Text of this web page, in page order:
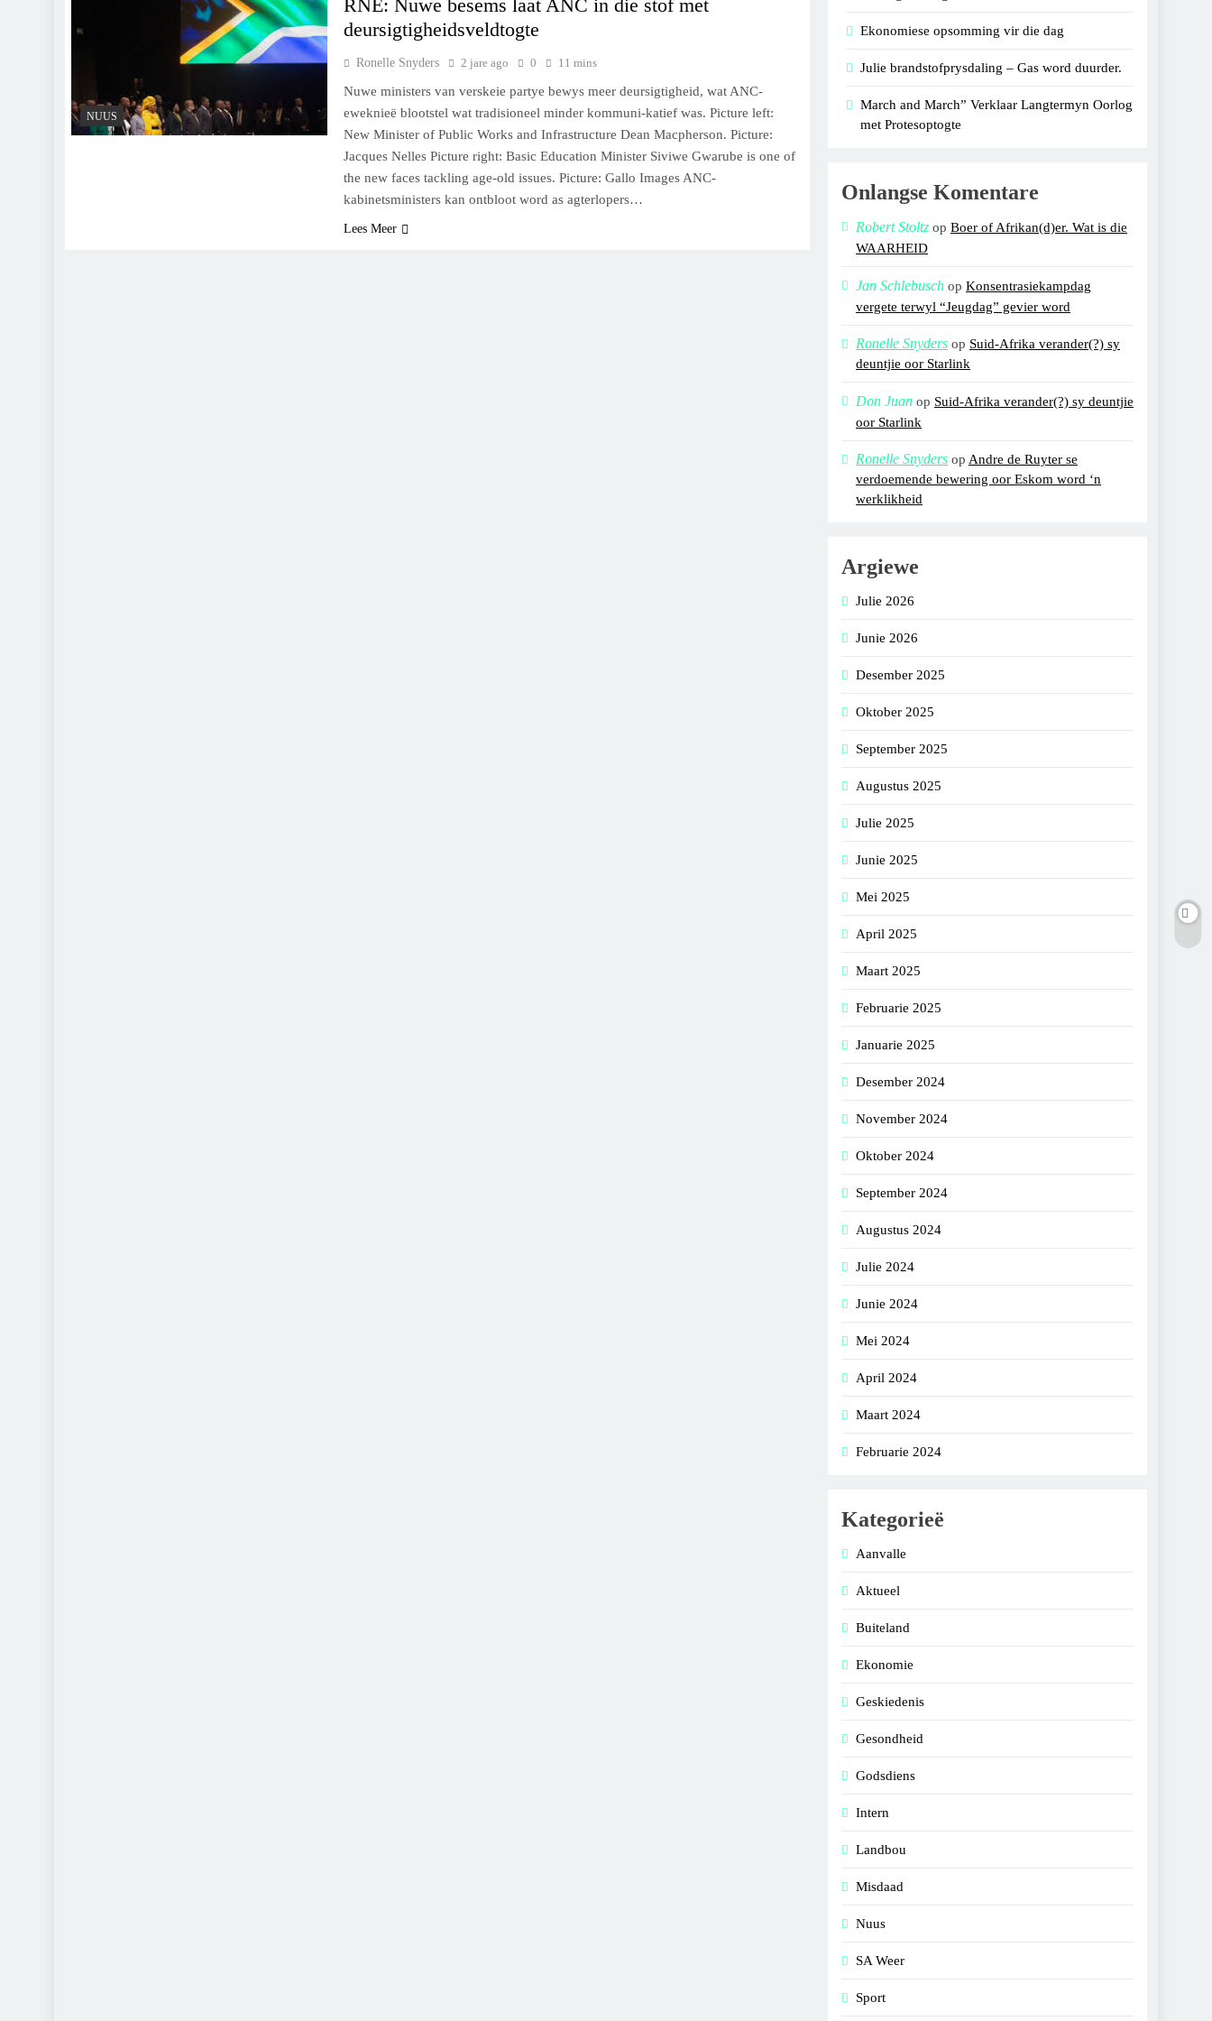
NUUS
RNE: Nuwe besems laat ANC in die stof met
deursigtigheidsveldtogte
Ronelle Snyders 2 jare ago 0 11 mins
Nuwe ministers van verskeie partye bewys meer deursigtigheid, wat ANC-
eweknieë blootstel wat tradisioneel minder kommuni-katief was. Picture left:
New Minister of Public Works and Infrastructure Dean Macpherson. Picture:
Jacques Nelles Picture right: Basic Education Minister Siviwe Gwarube is one of
the new faces tackling age-old issues. Picture: Gallo Images ANC-
kabinetsministers kan ontbloot word as agterlopers…
Lees Meer
Ekonomiese opsomming vir die dag
Julie brandstofprysdaling – Gas word duurder.
March and March” Verklaar Langtermyn Oorlog
met Protesoptogte
Onlangse Komentare
Robert Stoltz op Boer of Afrikan(d)er. Wat is die
WAARHEID
Jan Schlebusch op Konsentrasiekampdag
vergete terwyl “Jeugdag” gevier word
Ronelle Snyders op Suid-Afrika verander(?) sy
deuntjie oor Starlink
Don Juan op Suid-Afrika verander(?) sy deuntjie
oor Starlink
Ronelle Snyders op Andre de Ruyter se
verdoemende bewering oor Eskom word ‘n
werklikheid
Argiewe
Julie 2026
Junie 2026
Desember 2025
Oktober 2025
September 2025
Augustus 2025
Julie 2025
Junie 2025
Mei 2025
April 2025
Maart 2025
Februarie 2025
Januarie 2025
Desember 2024
November 2024
Oktober 2024
September 2024
Augustus 2024
Julie 2024
Junie 2024
Mei 2024
April 2024
Maart 2024
Februarie 2024
Kategorieë
Aanvalle
Aktueel
Buiteland
Ekonomie
Geskiedenis
Gesondheid
Godsdiens
Intern
Landbou
Misdaad
Nuus
SA Weer
Sport